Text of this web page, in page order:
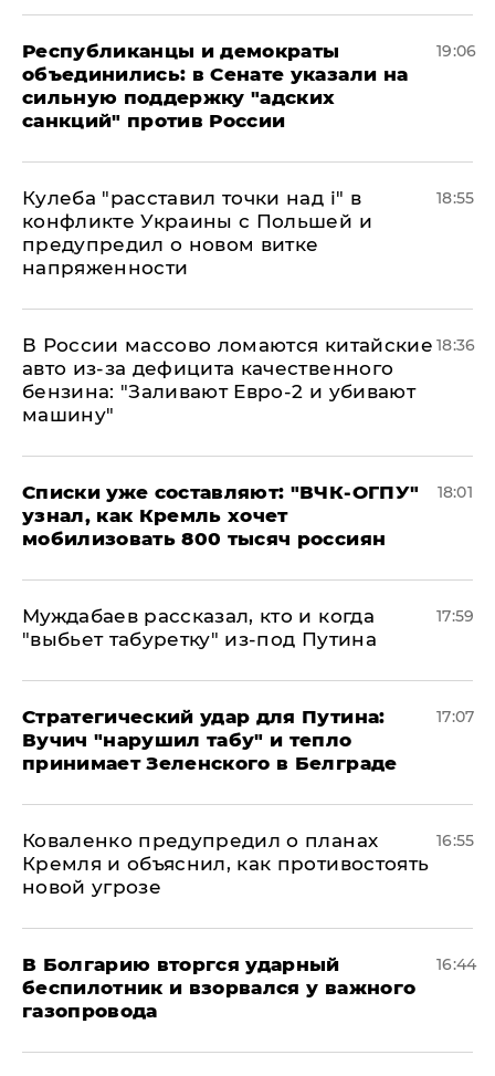
Республиканцы и демократы
объединились: в Сенате указали на
сильную поддержку "адских
санкций" против России
19:06
Кулеба "расставил точки над і" в
конфликте Украины с Польшей и
предупредил о новом витке
напряженности
18:55
В России массово ломаются китайские
авто из-за дефицита качественного
бензина: "Заливают Евро-2 и убивают
машину"
18:36
Списки уже составляют: "ВЧК-ОГПУ"
узнал, как Кремль хочет
мобилизовать 800 тысяч россиян
18:01
Муждабаев рассказал, кто и когда
"выбьет табуретку" из-под Путина
17:59
Стратегический удар для Путина:
Вучич "нарушил табу" и тепло
принимает Зеленского в Белграде
17:07
Коваленко предупредил о планах
Кремля и объяснил, как противостоять
новой угрозе
16:55
В Болгарию вторгся ударный
беспилотник и взорвался у важного
газопровода
16:44